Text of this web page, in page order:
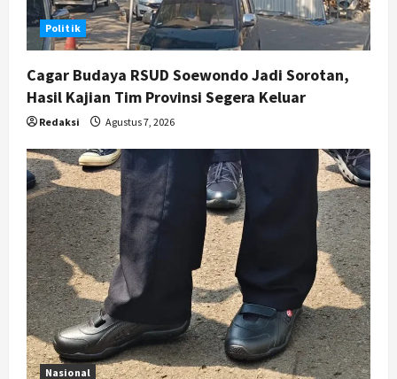
Politik
Cagar Budaya RSUD Soewondo Jadi Sorotan,
Hasil Kajian Tim Provinsi Segera Keluar
Redaksi Agustus 7, 2026
Nasional